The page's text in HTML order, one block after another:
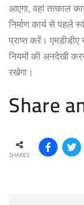
आएगा, वहां तत्काल
निर्माण कार्य से
प्राप्त करें। एमडीडीए
नियमों की अनदेखी
रखेगा।
Share
SHARES